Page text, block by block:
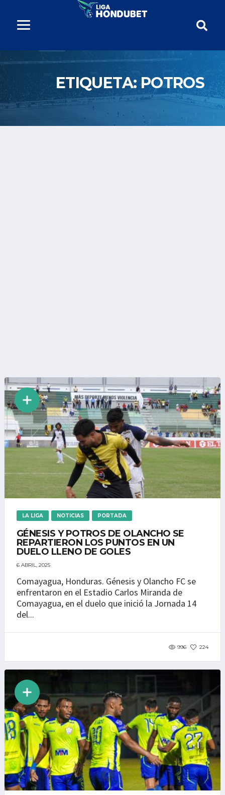
ETIQUETA:POTROS
LA LIGA NOTICIAS PORTADA
GÉNESIS Y POTROS DE OLANCHO SE
REPARTIERON LOS PUNTOS EN UN
DUELO LLENO DE GOLES
6 ABRIL, 2025
Comayagua, Honduras. Génesis y Olancho FC se
enfrentaron en el Estadio Carlos Miranda de
Comayagua, en el duelo que inició la Jornada 14
del...
996 224